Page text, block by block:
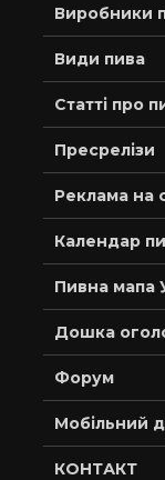
Виробники
Види пива
Статті про
Пресрелізи
Реклама на
Календар
Пивна мапа
Дошка
Форум
Мобільний
КОНТАКТ